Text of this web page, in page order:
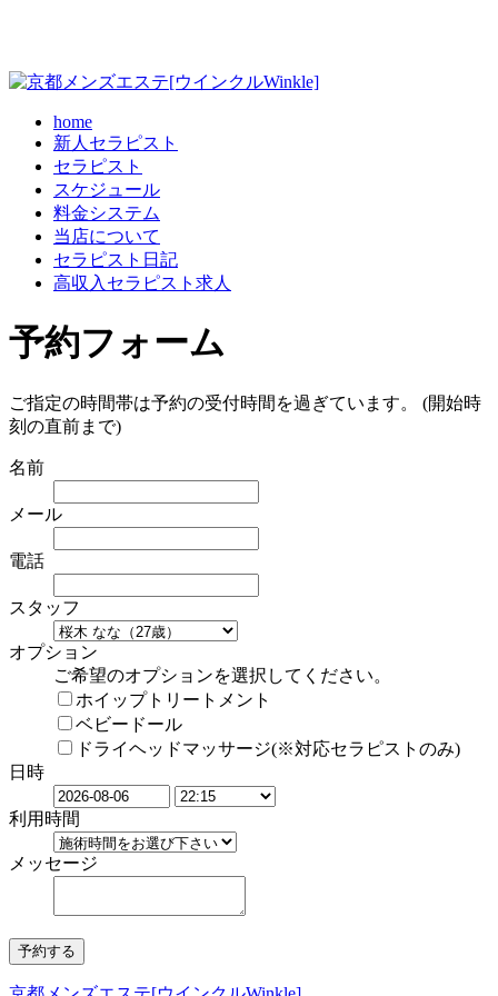
home
新人セラピスト
セラピスト
スケジュール
料金システム
当店について
セラピスト日記
高収入セラピスト求人
予約フォーム
ご指定の時間帯は予約の受付時間を過ぎています。 (開始時
刻の直前まで)
名前
メール
電話
スタッフ
オプション
ご希望のオプションを選択してください。
ホイップトリートメント
ベビードール
ドライヘッドマッサージ(※対応セラピストのみ)
日時
利用時間
メッセージ